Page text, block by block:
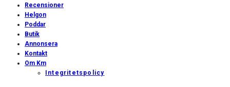
Recensioner
Helgon
Poddar
Butik
Annonsera
Kontakt
Om Km
Integritetspolicy